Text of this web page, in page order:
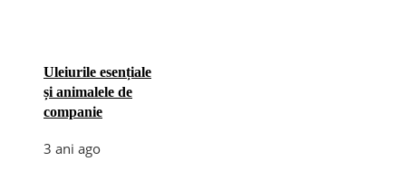
Uleiurile esențiale
și animalele de
companie
3 ani ago